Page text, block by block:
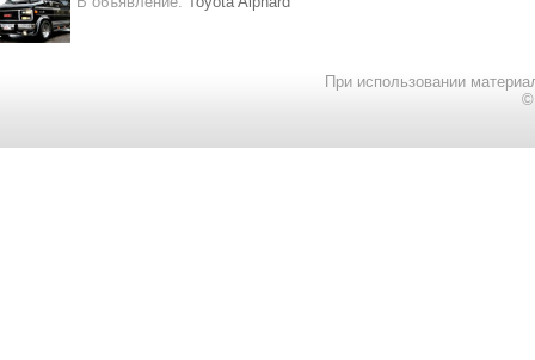
При использовании